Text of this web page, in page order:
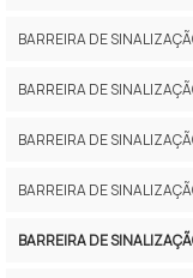
BARREIRA DE
BARREIRA DE
BARREIRA DE
BARREIRA DE
BARREIRA DE